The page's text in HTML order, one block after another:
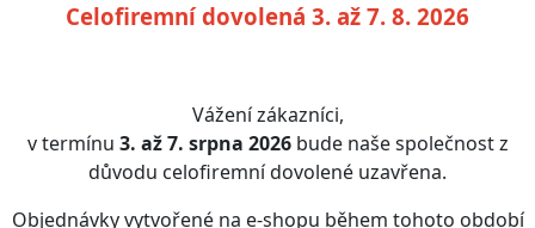
Celofiremní dovolená 3. až 7. 8. 2026
Vážení zákazníci,
v termínu 3. až 7. srpna 2026bude naše společnost z
důvodu celofiremní dovolené uzavřena.
Objednávky vytvořené na e-shopu během tohoto období